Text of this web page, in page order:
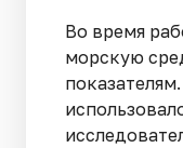
Во время
морскую